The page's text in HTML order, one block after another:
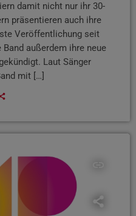
damit nicht nur ihr 30-
präsentieren auch ihre
Veröffentlichung seit
außerdem ihre neue
Laut Sänger
mit […]